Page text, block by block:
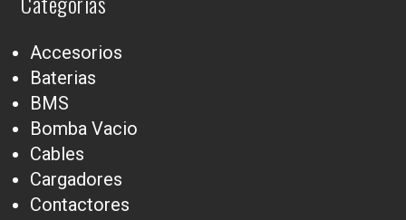
Accesorios
Baterias
BMS
Bomba Vacio
Cables
Cargadores
Contactores